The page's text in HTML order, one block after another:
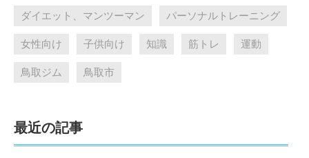
ダイエット、マンツーマン パーソナルトレーニング
女性向け 子供向け 知識 筋トレ 運動
鳥取ジム 鳥取市
最近の記事